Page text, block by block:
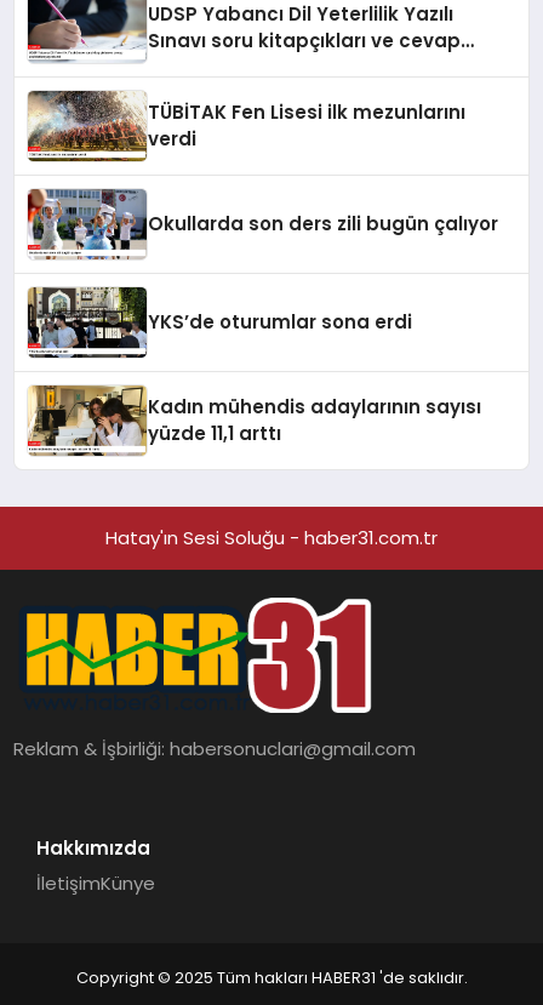
UDSP Yabancı Dil Yeterlilik Yazılı
Sınavı soru kitapçıkları ve cevap
TÜBİTAK Fen Lisesi ilk mezunlarını
verdi
Okullarda son ders zili bugün çalıyor
YKS’de oturumlar sona erdi
Kadın mühendis adaylarının sayısı
yüzde 11,1 arttı
Hatay'ın Sesi Soluğu - haber31.com.tr
Reklam & İşbirliği:habersonuclari@gmail.com
Hakkımızda
İletişimKünye
Copyright © 2025 Tüm hakları HABER31 'de saklıdır.